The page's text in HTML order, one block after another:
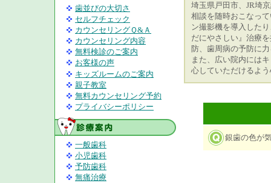
歯並びの大切さ
セルフチェック
カウンセリングＱ&Ａ
カウンセリング内容
無料検診のご案内
お客様の声
キッズルームのご案内
親子教室
無料カウンセリング予約
プライバシーポリシー
一般歯科
小児歯科
予防歯科
無痛治療
埼玉県戸田市、JR埼
相談を随時おこなっ
ン撮影機を導入した
だにやさしい』治療
防、歯周病の予防に
また、広い院内には
心していただけるよ
銀歯の色が